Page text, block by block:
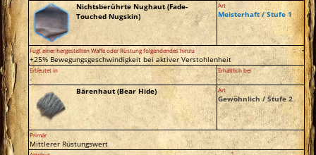
Nichtsberührte Nughaut (Fade-
Touched Nugskin)
Art
Meisterhaft / Stufe 1
Fügt einer hergestellten Waffe oder Rüstung folgendendes hinzu
+25% Bewegungsgeschwindigkeit bei aktiver Verstohlenheit
Erbeutet in
-
Erhältlich bei
-
Bärenhaut (Bear Hide)
Art
Gewöhnlich / Stufe 2
Primär
Mittlerer Rüstungswert